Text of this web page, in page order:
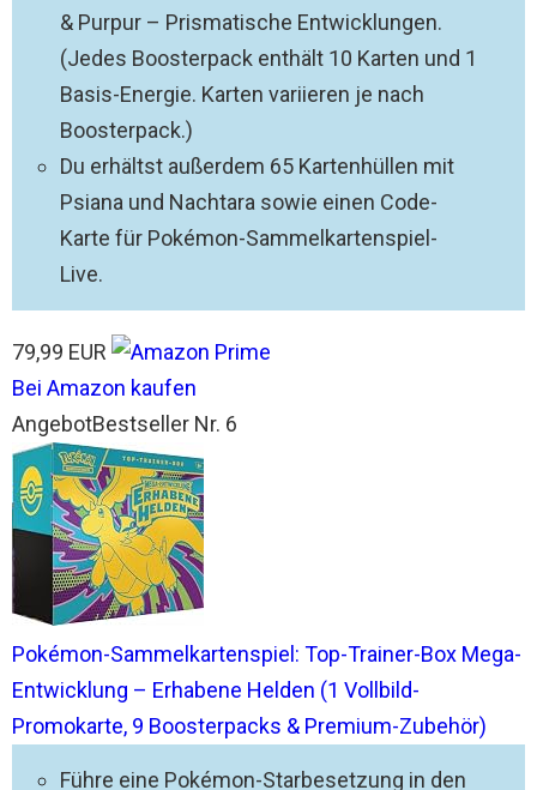
& Purpur – Prismatische Entwicklungen.
(Jedes Boosterpack enthält 10 Karten und 1
Basis-Energie. Karten variieren je nach
Boosterpack.)
Du erhältst außerdem 65 Kartenhüllen mit
Psiana und Nachtara sowie einen Code-
Karte für Pokémon-Sammelkartenspiel-
Live.
79,99 EUR
Bei Amazon kaufen
AngebotBestseller Nr. 6
Pokémon-Sammelkartenspiel: Top-Trainer-Box Mega-
Entwicklung – Erhabene Helden (1 Vollbild-
Promokarte, 9 Boosterpacks & Premium-Zubehör)
Führe eine Pokémon-Starbesetzung in den